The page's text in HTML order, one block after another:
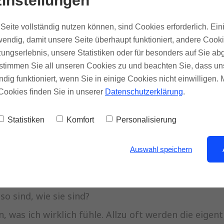
in 4 Punkten zusammenfassen.
so sind, wie sie sind?
das sie für immer und ewig da bleiben,
für mich, dass nicht nur meine Eigenarten
Gefühle ausgelöst und meine verleugneten
und Auslöser. So wie ich mit mir bin, so ist
sind, wie sie sind?
was ich wirklich fühle. Allzu oft werden die
vollständig nutzen können, sind Cookies erforderlich.
damit unsere Seite überhaupt funktioniert, andere
unsere Statistiken oder für besonders auf Sie
Sie all unseren Cookies zu und beachten Sie, dass
funktioniert, wenn Sie in einige Cookies nicht einwilligen.
finden Sie in unserer Datenschutzerklärung.
Statistiken Komfort Personalisierung
Auswahl speichern